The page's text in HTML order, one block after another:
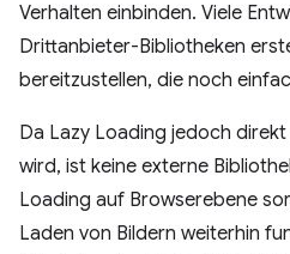
Verhalten einbinden. Viele
Drittanbieter-Bibliotheken
bereitzustellen, die noch
Da Lazy Loading jedoch
wird, ist keine externe
Loading auf Browserebene
Laden von Bildern weiterhin